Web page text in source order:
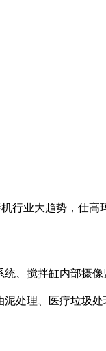
业大趋势，仕高
、搅拌缸内部摄像
处理、医疗垃圾